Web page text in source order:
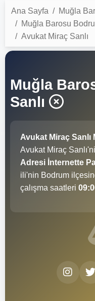
Ana Sayfa
Muğla
Muğla Barosu
Avukat Miraç Sanlı
Muğla
Sanlı
Avukat Miraç
Avukat Miraç
Adresi İnternette
ili'nin Bodrum
çalışma saatleri